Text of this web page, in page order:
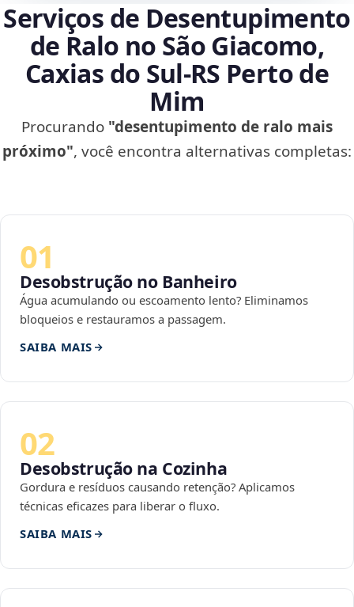
Serviços de Desentupimento
de Ralo no São Giacomo,
Caxias do Sul‑RS Perto de
Mim
Procurando "desentupimento de ralo mais
próximo", você encontra alternativas completas:
01
Desobstrução no Banheiro
Água acumulando ou escoamento lento? Eliminamos
bloqueios e restauramos a passagem.
SAIBA MAIS
02
Desobstrução na Cozinha
Gordura e resíduos causando retenção? Aplicamos
técnicas eficazes para liberar o fluxo.
SAIBA MAIS